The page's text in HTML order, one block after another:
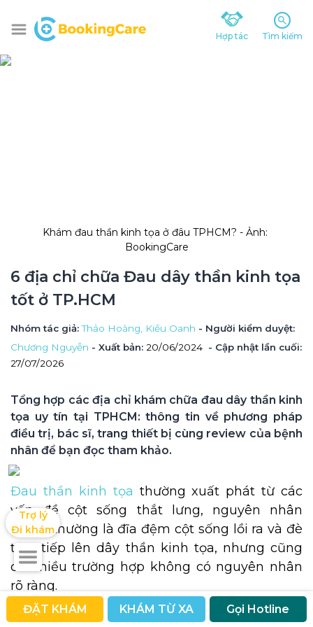
Hợp tác Tìm kiếm
Khám đau thần kinh tọa ở đâu TPHCM? - Ảnh:
BookingCare
6 địa chỉ chữa Đau dây thần kinh tọa
tốt ở TP.HCM
Nhóm tác giả: Thảo Hoàng, Kiều Oanh - Người kiểm duyệt:
Chương Nguyễn - Xuất bản: 20/06/2024 - Cập nhật lần cuối:
27/07/2026
Tổng hợp các địa chỉ khám chữa đau dây thần kinh
tọa uy tín tại TPHCM: thông tin về phương pháp
điều trị, bác sĩ, trang thiết bị cùng review của bệnh
nhân để bạn đọc tham khảo.
Đau thần kinh tọa thường xuất phát từ các
vấn đề cột sống thắt lưng, nguyên nhân
thông thường là đĩa đệm cột sống lồi ra và đè
trực tiếp lên dây thần kinh tọa, nhưng cũng
có nhiều trường hợp không có nguyên nhân
rõ ràng.
Bất kể nguyên nhân là gì, người bệnh cũng
Trợ lý
Đi khám
ĐẶT KHÁM KHÁM TỪ XA Gọi Hotline